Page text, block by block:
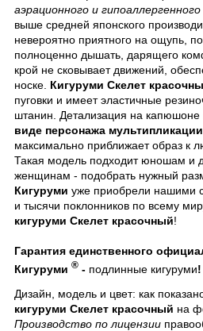
аэрационного и
выше средней японского
невероятно приятного на ощупь,
полноценно дышать, дарящего
крой не сковывает движений,
носке. Кигуруми Скелет
пуговки и имеет эластичные
штанин. Детализация на
виде персонажа мультипликации
максимально приближает образ к
Такая модель подходит юношам и
женщинам - подобрать нужный
Кигуруми уже приобрели нашими
и тысячи поклонников по всему
кигуруми Скелет красочный!
Гарантия единственного
Кигуруми ® - подлинные кигуруми!
Дизайн, модель и цвет: как
кигуруми Скелет красочный на
Производство по лицензии